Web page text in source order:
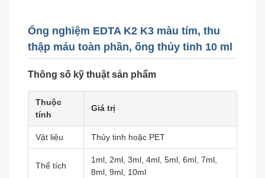
Ống nghiệm EDTA K2 K3 màu tím, thu
thập máu toàn phần, ống thủy tinh 10 ml
Thông số kỹ thuật sản phẩm
Thuộc
tính
Giá trị
Vật liệu Thủy tinh hoặc PET
Thể tích
1ml, 2ml, 3ml, 4ml, 5ml, 6ml, 7ml,
8ml, 9ml, 10ml